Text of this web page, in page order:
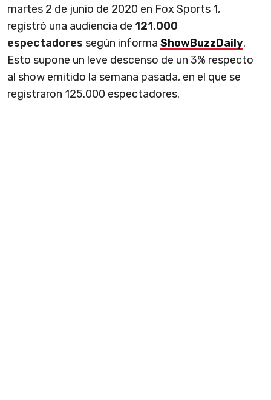
martes 2 de junio de 2020 en Fox Sports 1,
registró una audiencia de 121.000
espectadores según informa ShowBuzzDaily.
Esto supone un leve descenso de un 3% respecto
al show emitido la semana pasada, en el que se
registraron 125.000 espectadores.